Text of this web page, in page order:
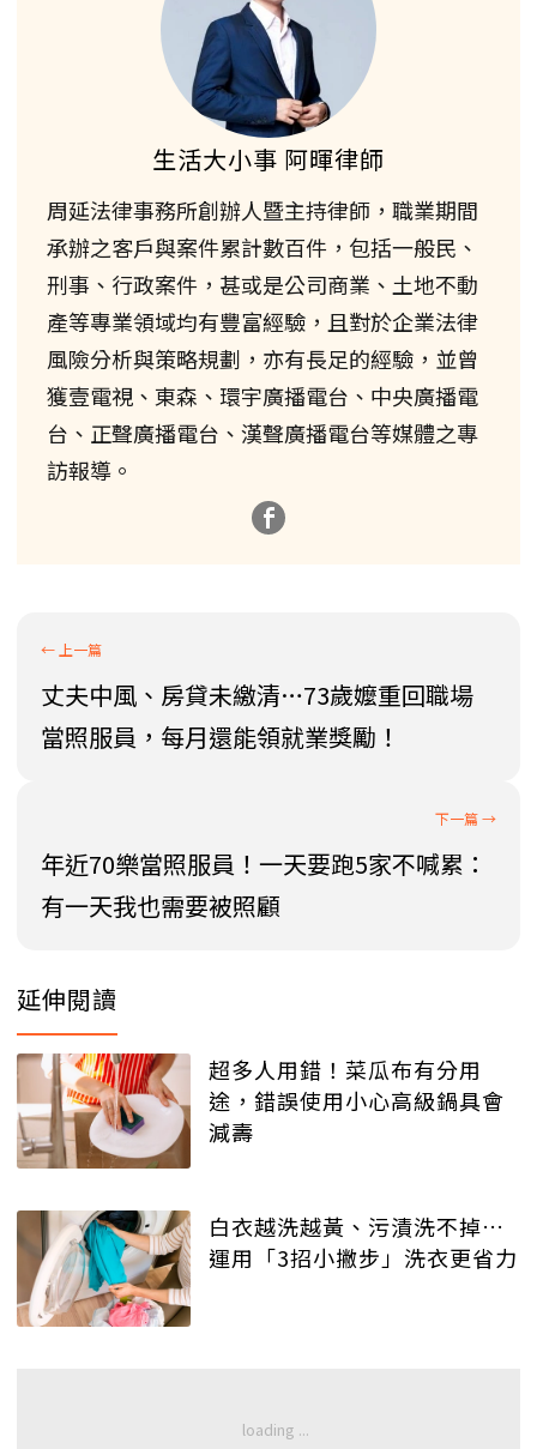
生活大小事 阿暉律師
周延法律事務所創辦人暨主持律師，職業期間
承辦之客戶與案件累計數百件，包括一般民、
刑事、行政案件，甚或是公司商業、土地不動
產等專業領域均有豐富經驗，且對於企業法律
風險分析與策略規劃，亦有長足的經驗，並曾
獲壹電視、東森、環宇廣播電台、中央廣播電
台、正聲廣播電台、漢聲廣播電台等媒體之專
訪報導。
丈夫中風、房貸未繳清…73歲嬤重回職場
當照服員，每月還能領就業獎勵！
年近70樂當照服員！一天要跑5家不喊累：
有一天我也需要被照顧
延伸閱讀
超多人用錯！菜瓜布有分用
途，錯誤使用小心高級鍋具會
減壽
白衣越洗越黃、污漬洗不掉…
運用「3招小撇步」洗衣更省力